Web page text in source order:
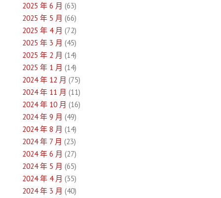
覽2025 年 6 月 (63)
2025 年 5 月 (66)
2025 年 4 月 (72)
2025 年 3 月 (45)
2025 年 2 月 (14)
2025 年 1 月 (14)
2024 年 12 月 (75)
2024 年 11 月 (11)
2024 年 10 月 (16)
2024 年 9 月 (49)
2024 年 8 月 (14)
2024 年 7 月 (23)
2024 年 6 月 (27)
2024 年 5 月 (65)
2024 年 4 月 (35)
2024 年 3 月 (40)